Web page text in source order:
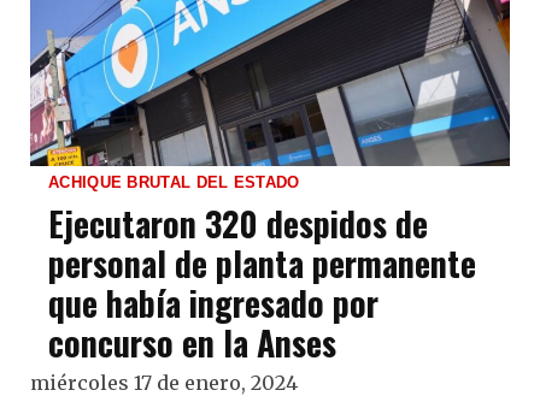
ACHIQUE BRUTAL DEL ESTADO
Ejecutaron 320 despidos de
personal de planta permanente
que había ingresado por
concurso en la Anses
miércoles 17 de enero, 2024